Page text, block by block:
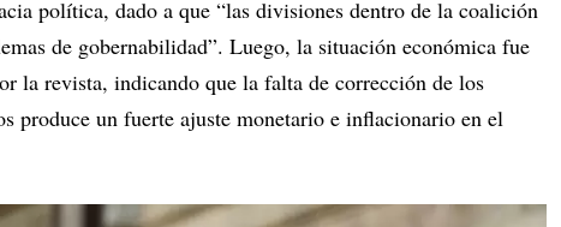
política, dado a que “las divisiones dentro de la coalición
de gobernabilidad”. Luego, la situación económica fue
la revista, indicando que la falta de corrección de los
produce un fuerte ajuste monetario e inflacionario en el